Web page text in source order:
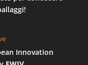
Innovation